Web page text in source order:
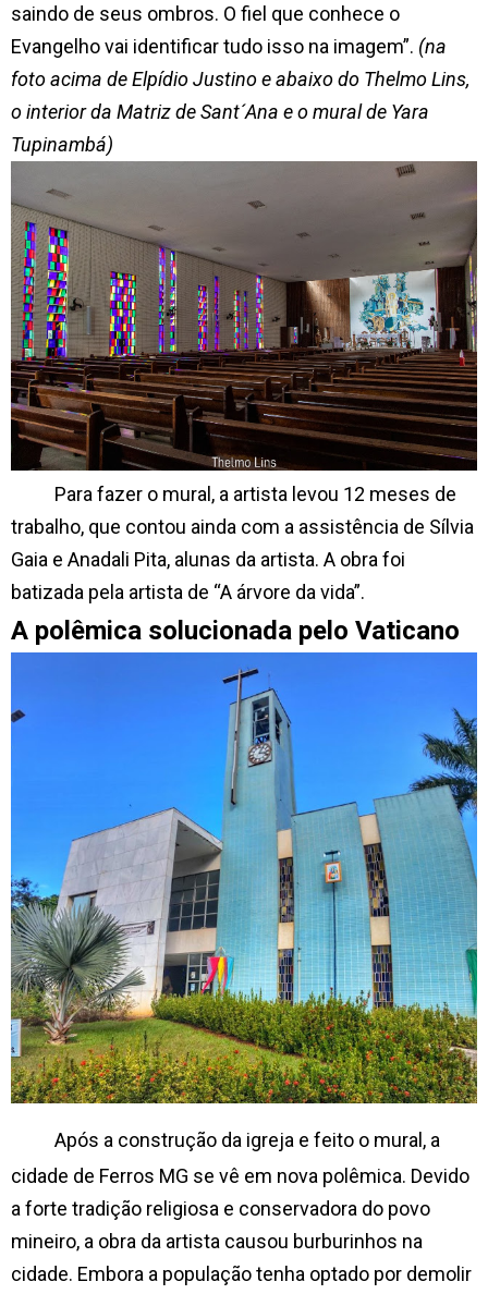
saindo de seus ombros. O fiel que conhece o
Evangelho vai identificar tudo isso na imagem”. (na
foto acima de Elpídio Justino e abaixo do Thelmo Lins,
o interior da Matriz de Sant´Ana e o mural de Yara
Tupinambá)
Para fazer o mural, a artista levou 12 meses de
trabalho, que contou ainda com a assistência de Sílvia
Gaia e Anadali Pita, alunas da artista. A obra foi
batizada pela artista de “A árvore da vida”.
A polêmica solucionada pelo Vaticano
Após a construção da igreja e feito o mural, a
cidade de Ferros MG se vê em nova polêmica. Devido
a forte tradição religiosa e conservadora do povo
mineiro, a obra da artista causou burburinhos na
cidade. Embora a população tenha optado por demolir